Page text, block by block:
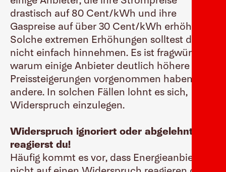
drastisch auf 80 Cent/kWh und ihre
Gaspreise auf über 30 Cent/kWh erhöhten.
Solche extremen Erhöhungen solltest du
nicht einfach hinnehmen. Es ist fragwürdig,
warum einige Anbieter deutlich höhere
Preissteigerungen vorgenommen haben als
andere. In solchen Fällen lohnt es sich,
Widerspruch einzulegen.
Widerspruch ignoriert oder abgelehnt? So
reagierst du!
Häufig kommt es vor, dass Energieanbieter